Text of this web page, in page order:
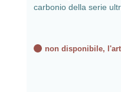
carbonio della serie
non disponibile,